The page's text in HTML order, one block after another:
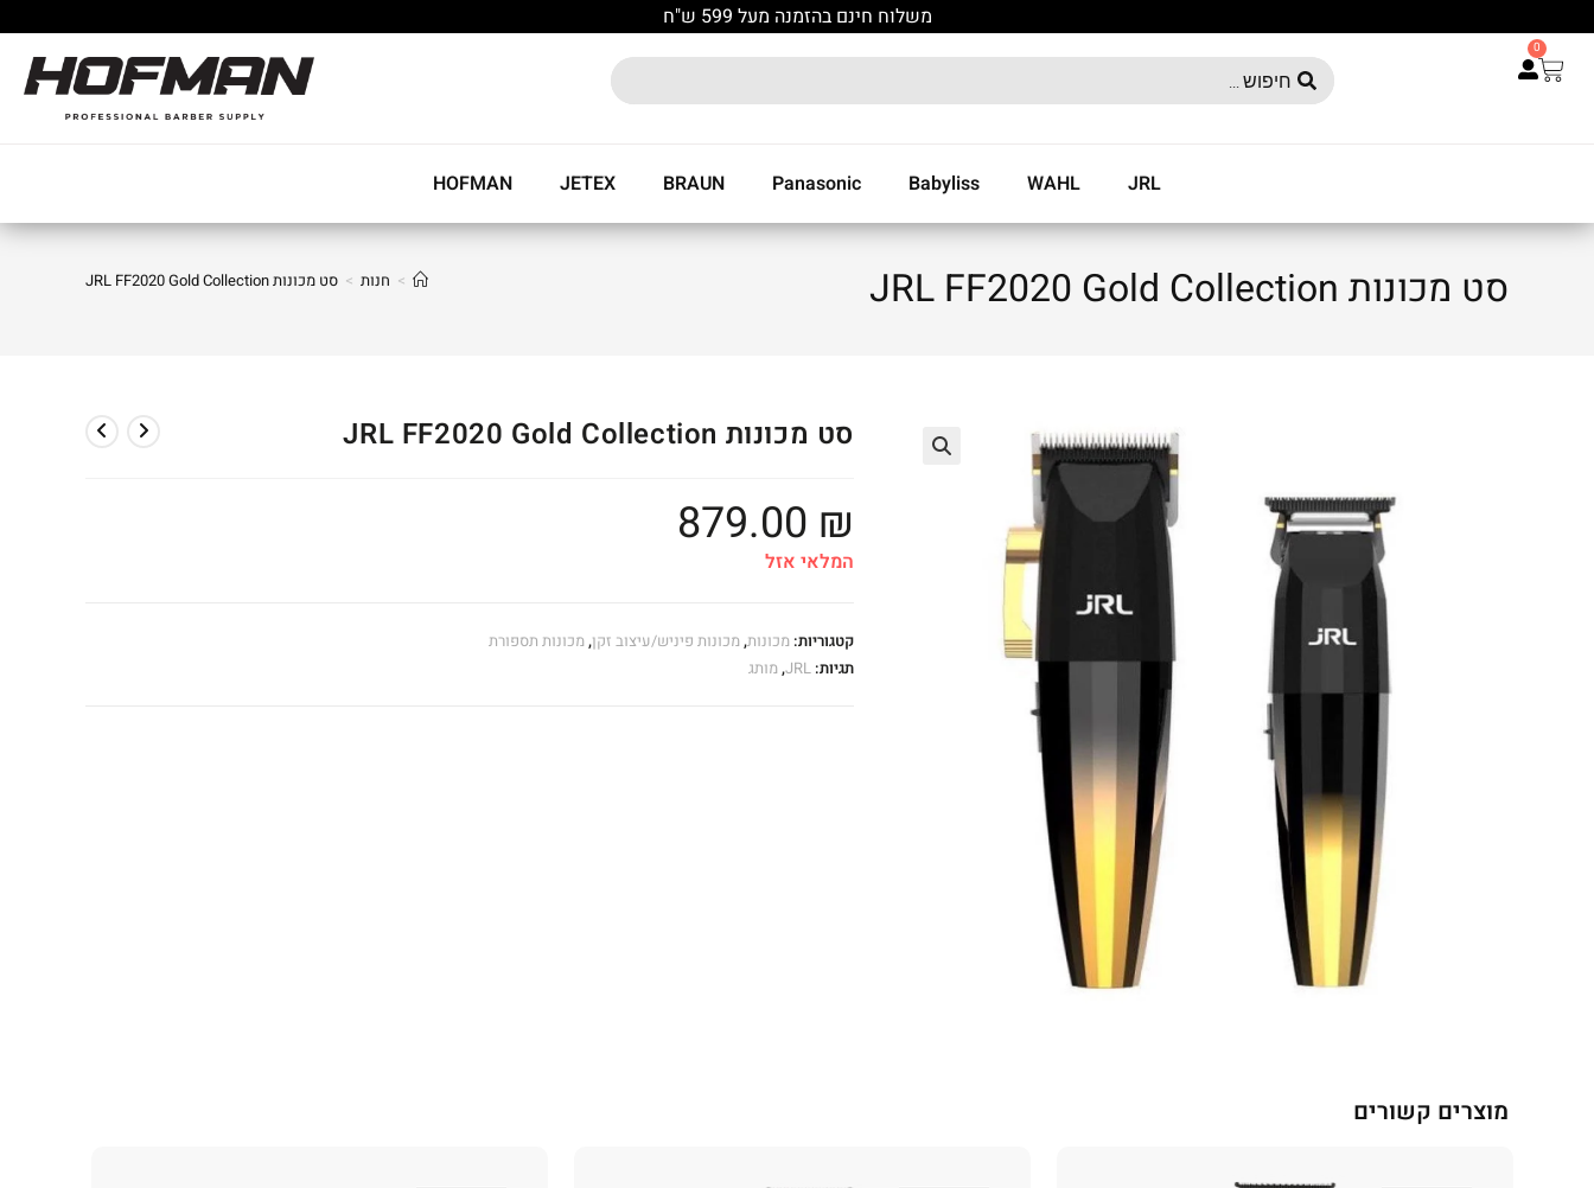
משלוח חינם בהזמנה מעל 599 ש"ח
0
JRL
WAHL
Babyliss
Panasonic
BRAUN
JETEX
HOFMAN
סט מכונות JRL FF2020 Gold Collection > חנות > סט מכונות JRL FF2020 Gold Collection
סט מכונות JRL FF2020 Gold Collection
879.00 ₪
המלאי אזל
קטגוריות: מכונות,מכונות פיניש/עיצוב זקן,מכונות תספורת
תגיות: JRL
,מותג
מוצרים קשורים